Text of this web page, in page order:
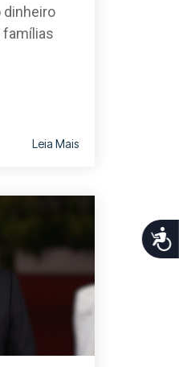
dinheiro
famílias
Leia Mais